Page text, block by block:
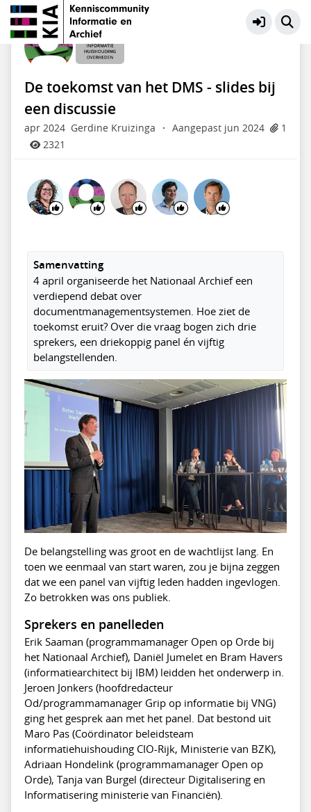
Informatiehuishouding Overheden
De toekomst van het DMS - slides bij
een discussie
apr 2024 Gerdine Kruizinga · Aangepast jun 2024
1
2321
Samenvatting
4 april organiseerde het Nationaal Archief een
verdiepend debat over
documentmanagementsystemen. Hoe ziet de
toekomst eruit? Over die vraag bogen zich drie
sprekers, een driekoppig panel én vijftig
belangstellenden.
De belangstelling was groot en de wachtlijst lang. En
toen we eenmaal van start waren, zou je bijna zeggen
dat we een panel van vijftig leden hadden ingevlogen.
Zo betrokken was ons publiek.
Sprekers en panelleden
Erik Saaman (programmamanager Open op Orde bij
het Nationaal Archief), Daniël Jumelet en Bram Havers
(informatiearchitect bij IBM) leidden het onderwerp in.
Jeroen Jonkers (hoofdredacteur
Od/programmamanager Grip op informatie bij VNG)
ging het gesprek aan met het panel. Dat bestond uit
Maro Pas (Coördinator beleidsteam
informatiehuishouding CIO-Rijk, Ministerie van BZK),
Adriaan Hondelink (programmamanager Open op
Orde), Tanja van Burgel (directeur Digitalisering en
Informatisering ministerie van Financiën).